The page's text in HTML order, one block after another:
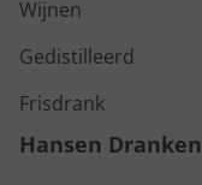
Wijnen
Gedistilleerd
Frisdrank
Hansen Dranken